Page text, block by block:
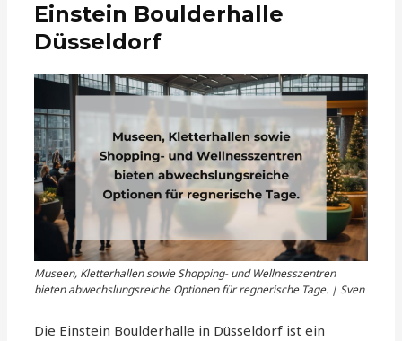
Einstein Boulderhalle
Düsseldorf
Museen, Kletterhallen sowie Shopping- und Wellnesszentren
bieten abwechslungsreiche Optionen für regnerische Tage. | Sven
Die Einstein Boulderhalle in Düsseldorf ist ein